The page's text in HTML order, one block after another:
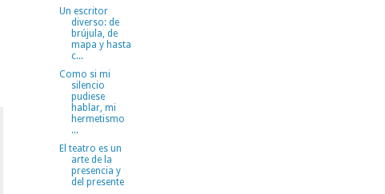
Un escritor
diverso: de
brújula, de
mapa y hasta
c...
Como si mi
silencio
pudiese
hablar, mi
hermetismo
...
El teatro es un
arte de la
presencia y
del presente